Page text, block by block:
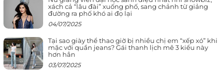
xách cả “lâu đài” xuống phố, sang chảnh từ giảng
đường ra phố khó ai đọ lại
04/07/2025
Tại sao giày thể thao giờ bị nhiều chị em “xếp xó” khi
mặc với quần jeans? Gái thanh lịch mê 3 kiểu này
hơn hẳn
03/07/2025